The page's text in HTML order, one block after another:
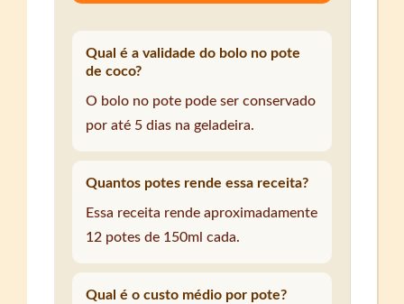
Qual é a validade do bolo no pote
de coco?
O bolo no pote pode ser conservado
por até 5 dias na geladeira.
Quantos potes rende essa receita?
Essa receita rende aproximadamente
12 potes de 150ml cada.
Qual é o custo médio por pote?